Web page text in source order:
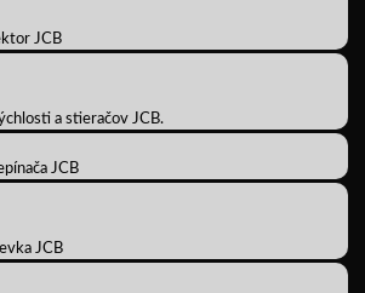
JCB
a stieračov JCB.
JCB
JCB